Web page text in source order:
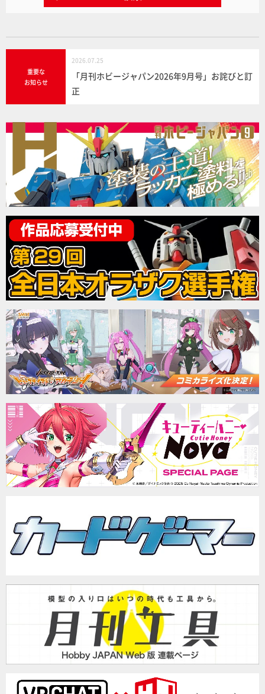
重要な
お知らせ
2026.07.25
「月刊ホビージャパン2026年9月号」お詫びと訂
正